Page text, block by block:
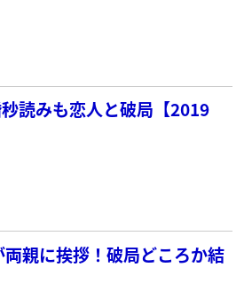
読みも恋人と破局【2019
親に挨拶！破局どころか結